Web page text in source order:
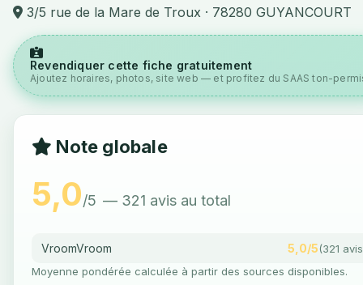
3/5 rue de la Mare de Troux · 78280 GUYANCOURT
Revendiquer cette fiche gratuitement
Ajoutez horaires, photos, site web — et profitez du SAAS ton-
Note globale
5,0/5 — 321 avis au total
VroomVroom 5,0/5(321
Moyenne pondérée calculée à partir des sources disponibles.